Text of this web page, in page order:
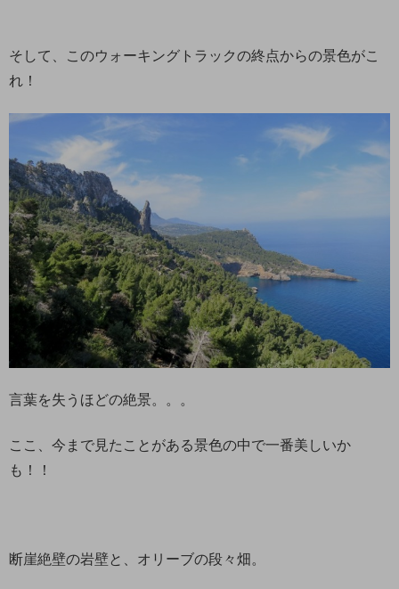
そして、このウォーキングトラックの終点からの景色がこ
れ！
言葉を失うほどの絶景。。。
ここ、今まで見たことがある景色の中で一番美しいか
も！！
断崖絶壁の岩壁と、オリーブの段々畑。